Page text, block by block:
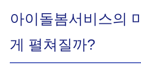
아이돌봄서비스의
게 펼쳐질까?